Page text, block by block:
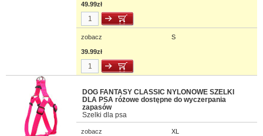
49.99zł
zobacz S
39.99zł
DOG FANTASY CLASSIC NYLONOWE SZELKI
DLA PSA różowe dostępne do wyczerpania
zapasów
Szelki dla psa
zobacz XL